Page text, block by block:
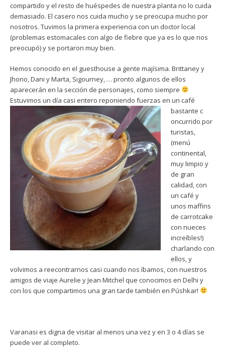
compartido y el resto de huéspedes de nuestra planta no lo cuida
demasiado. El casero nos cuida mucho y se preocupa mucho por
nosotros. Tuvimos la primera experiencia con un doctor local
(problemas estomacales con algo de fiebre que ya es lo que nos
preocupó) y se portaron muy bien.
Hemos conocido en el guesthouse a gente majísima. Brittaney y
Jhono, Dani y Marta, Sigourney, … pronto algunos de ellos
aparecerán en la sección de personajes, como siempre
Estuvimos un día casi entero reponiendo fuerzas en un café
bastante c
oncurrido por
turistas,
(menú
continental,
muy limpio y
de gran
calidad, con
un café y
unos maffins
de carrotcake
con nueces
increíbles!)
charlando con
ellos, y
volvimos a reecontrarnos casi cuando nos íbamos, con nuestros
amigos de viaje Aurelie y Jean Mitchel que conocimos en Delhi y
con los que compartimos una gran tarde también en Púshkar!
Varanasi es digna de visitar al menos una vez y en 3 o 4 días se
puede ver al completo.